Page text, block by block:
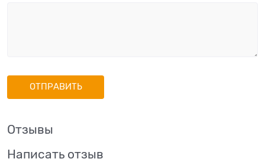
Отзывы
Написать отзыв